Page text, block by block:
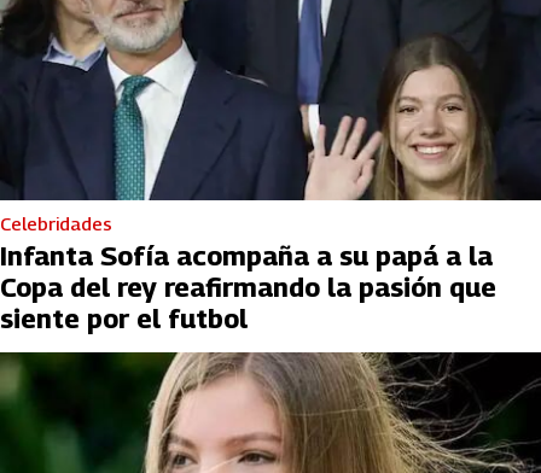
Celebridades
Infanta Sofía acompaña a su papá a la
Copa del rey reafirmando la pasión que
siente por el futbol